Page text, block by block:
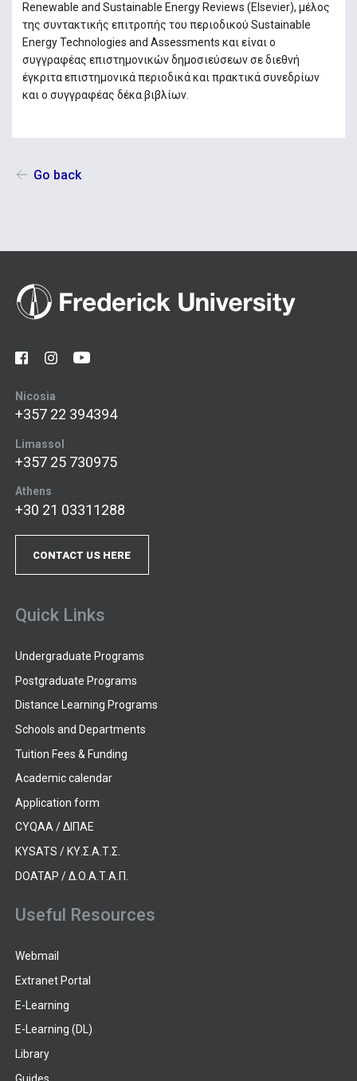
Renewable and Sustainable Energy Reviews (Elsevier), μέλος
της συντακτικής επιτροπής του περιοδικού Sustainable
Energy Technologies and Assessments και είναι ο
συγγραφέας επιστημονικών δημοσιεύσεων σε διεθνή
έγκριτα επιστημονικά περιοδικά και πρακτικά συνεδρίων
και ο συγγραφέας δέκα βιβλίων.
Go back
Nicosia
+357 22 394394
Limassol
+357 25 730975
Athens
+30 21 03311288
CONTACT US HERE
Quick Links
Undergraduate Programs
Postgraduate Programs
Distance Learning Programs
Schools and Departments
Tuition Fees & Funding
Academic calendar
Application form
CYQAA / ΔΙΠΑΕ
KYSATS / ΚΥ.Σ.Α.Τ.Σ.
DOATAP / Δ.Ο.Α.Τ.Α.Π.
Useful Resources
Webmail
Extranet Portal
E-Learning
E-Learning (DL)
Library
Guides